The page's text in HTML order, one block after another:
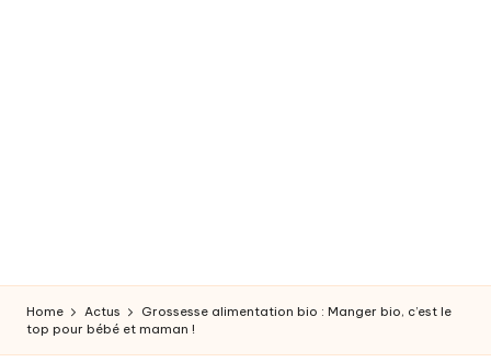
e
e
Home Actus
Grossesse alimentation bio : Manger bio, c’est le
top pour bébé et maman !